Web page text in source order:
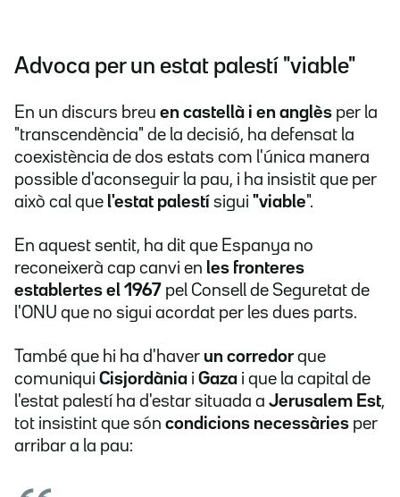
Advoca per un estat palestí "viable"
En un discurs breu en castellà i en anglès per la
"transcendència" de la decisió, ha defensat la
coexistència de dos estats com l'única manera
possible d'aconseguir la pau, i ha insistit que per
això cal que l'estat palestí sigui "viable".
En aquest sentit, ha dit que Espanya no
reconeixerà cap canvi en les fronteres
establertes el 1967 pel Consell de Seguretat de
l'ONU que no sigui acordat per les dues parts.
També que hi ha d'haver un corredor que
comuniqui Cisjordània i Gaza i que la capital de
l'estat palestí ha d'estar situada a Jerusalem Est,
tot insistint que són condicions necessàries per
arribar a la pau: